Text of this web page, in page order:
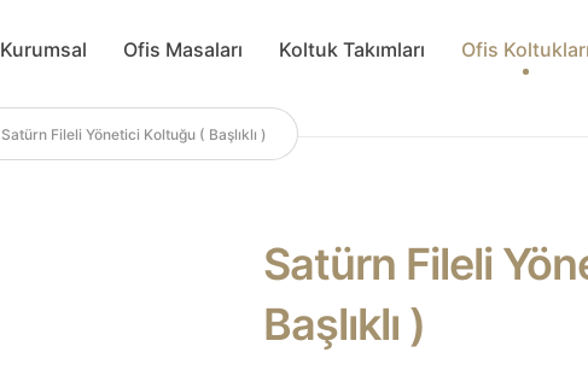
Kurumsal Ofis Masaları Koltuk Takımları Ofis Koltukları
Satürn Fileli Yönetici Koltuğu ( Başlıklı )
Satürn Fileli
Başlıklı )